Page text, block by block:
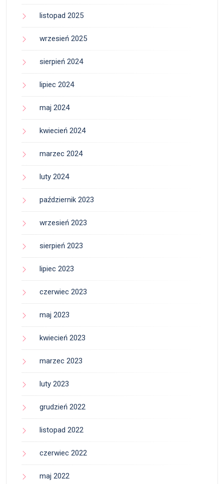
listopad 2025
wrzesień 2025
sierpień 2024
lipiec 2024
maj 2024
kwiecień 2024
marzec 2024
luty 2024
październik 2023
wrzesień 2023
sierpień 2023
lipiec 2023
czerwiec 2023
maj 2023
kwiecień 2023
marzec 2023
luty 2023
grudzień 2022
listopad 2022
czerwiec 2022
maj 2022